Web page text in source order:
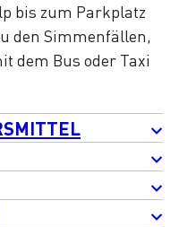
bis zum Parkplatz
den Simmenfällen,
dem Bus oder Taxi